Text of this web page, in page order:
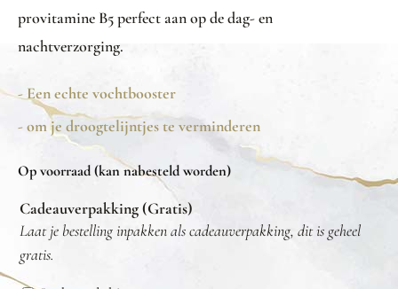
provitamine B5 perfect aan op de dag- en
nachtverzorging.
- Een echte vochtbooster
- om je droogtelijntjes te verminderen
Op voorraad (kan nabesteld worden)
Cadeauverpakking (Gratis)
Laat je bestelling inpakken als cadeauverpakking, dit is geheel
gratis.